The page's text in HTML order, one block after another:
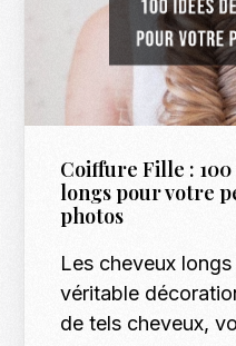
Coiffure Fille :
longs pour votre
photos
Les cheveux
véritable
de tels cheveux,